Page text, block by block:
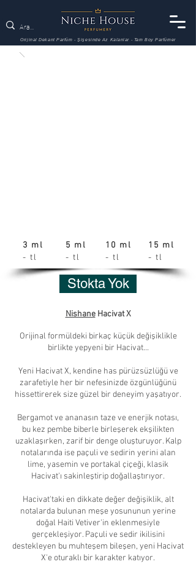
Orijinal Dekant Parfüm - Şişesinde Az Kalanlar - Tam Boy Parfümer
3 ml
- tl
5 ml
- tl
10 ml
- tl
15 ml
- tl
Stokta Yok
NishaneHacivat X
Orijinal formüldeki birkaç küçük değişiklikle
birlikte yepyeni bir Hacivat...
Yeni Hacivat X, kendine has pürüzsüzlüğü ve
zarafetiyle her bir nefesinizde özgünlüğünü
hissettirerek size güzel bir deneyim yaşatıyor.
Bergamot ve ananasın taze ve enerjik notası,
bu kez pembe biberle birleşerek ekşilikten
uzaklaşırken, zarif bir denge oluşturuyor. Kalp
notalarında ise paçuli ve sedirin yerini alan
lime, yasemin ve portakal çiçeği, klasik
Hacivat'ı sakinleştirip doğallaştırıyor.
Hacivat'taki en dikkate değer değişiklik, alt
notalarda bulunan meşe yosununun yerine
doğal Haiti Vetiver'in eklenmesiyle
gerçekleşiyor. Paçuli ve sedir ikilisini
destekleyen bu muhteşem bileşen, yeni Hacivat
X'e oturaklı bir karakter katıyor.